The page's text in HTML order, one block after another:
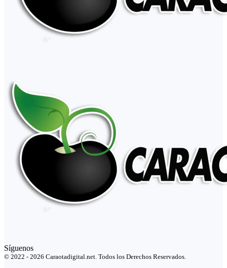
Síguenos
© 2022 - 2026 Caraotadigital.net. Todos los Derechos Reservados.